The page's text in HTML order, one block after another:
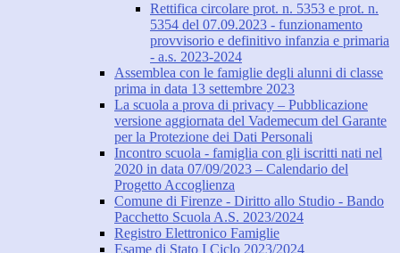
Rettifica circolare prot. n. 5353 e prot. n.
5354 del 07.09.2023 - funzionamento
provvisorio e definitivo infanzia e primaria
- a.s. 2023-2024
Assemblea con le famiglie degli alunni di classe
prima in data 13 settembre 2023
La scuola a prova di privacy – Pubblicazione
versione aggiornata del Vademecum del Garante
per la Protezione dei Dati Personali
Incontro scuola - famiglia con gli iscritti nati nel
2020 in data 07/09/2023 – Calendario del
Progetto Accoglienza
Comune di Firenze - Diritto allo Studio - Bando
Pacchetto Scuola A.S. 2023/2024
Registro Elettronico Famiglie
Esame di Stato I Ciclo 2023/2024